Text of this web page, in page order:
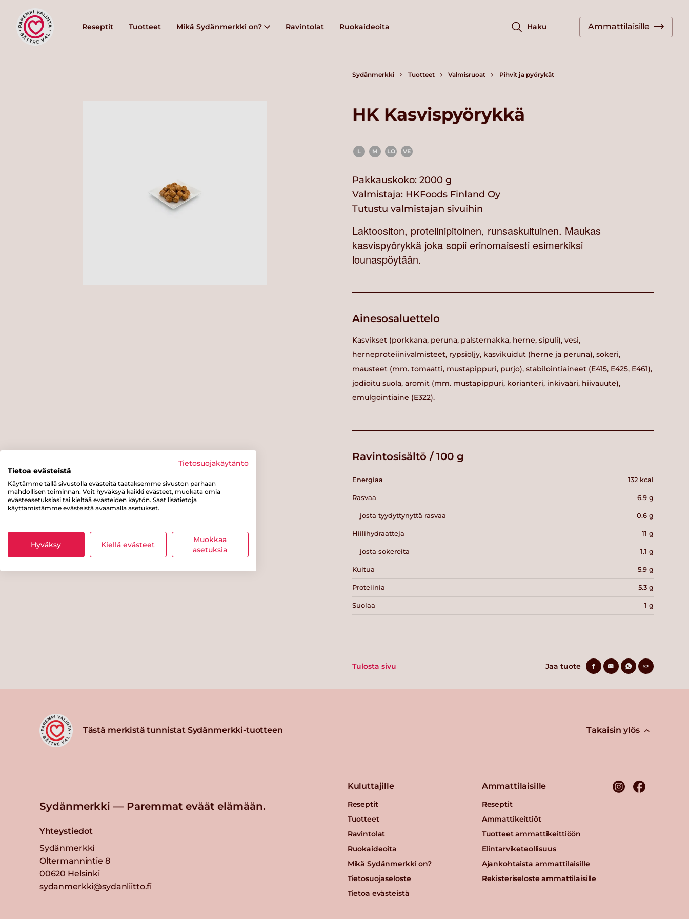
Reseptit Tuotteet Mikä Sydänmerkki on? Ravintolat Ruokaideoita Haku Ammattilaisille
Sydänmerkki Tuotteet Valmisruoat Pihvit ja pyörykät
HK Kasvispyörykkä
L M LO VE
Pakkauskoko: 2000 g
Valmistaja: HKFoods Finland Oy
Tutustu valmistajan sivuihin
Laktoositon, proteiinipitoinen, runsaskuituinen. Maukas
kasvispyörykkä joka sopii erinomaisesti esimerkiksi
lounaspöytään.
Ainesosaluettelo
Kasvikset (porkkana, peruna, palsternakka, herne, sipuli), vesi,
herneproteiinivalmisteet, rypsiöljy, kasvikuidut (herne ja peruna), sokeri,
mausteet (mm. tomaatti, mustapippuri, purjo), stabilointiaineet (E415, E425, E461),
jodioitu suola, aromit (mm. mustapippuri, korianteri, inkivääri, hiivauute),
emulgointiaine (E322).
Ravintosisältö / 100 g
Energiaa 132 kcal
Rasvaa 6.9 g
josta tyydyttynyttä rasvaa 0.6 g
Hiilihydraatteja 11 g
josta sokereita 1.1 g
Kuitua 5.9 g
Proteiinia 5.3 g
Suolaa 1 g
Tulosta sivu Jaa tuote
Tästä merkistä tunnistat Sydänmerkki-tuotteen Takaisin ylös
Sydänmerkki — Paremmat eväät elämään.
Yhteystiedot
Sydänmerkki
Oltermannintie 8
00620 Helsinki
sydanmerkki@sydanliitto.fi
Kuluttajille
Reseptit
Tuotteet
Ravintolat
Ruokaideoita
Mikä Sydänmerkki on?
Tietosuojaseloste
Tietoa evästeistä
Ammattilaisille
Reseptit
Ammattikeittiöt
Tuotteet ammattikeittiöön
Elintarviketeollisuus
Ajankohtaista ammattilaisille
Rekisteriseloste ammattilaisille
Tietosuojakäytäntö
Tietoa evästeistä
Käytämme tällä sivustolla evästeitä taataksemme sivuston parhaan
mahdollisen toiminnan. Voit hyväksyä kaikki evästeet, muokata omia
evästeasetuksiasi tai kieltää evästeiden käytön. Saat lisätietoja
käyttämistämme evästeistä avaamalla asetukset.
Hyväksy Kiellä evästeet
Muokkaa
asetuksia